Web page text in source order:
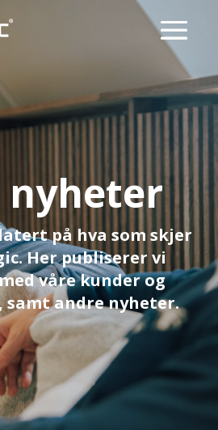
nyheter
på hva som skjer
Her publiserer vi
våre kunder og
samt andre nyheter.